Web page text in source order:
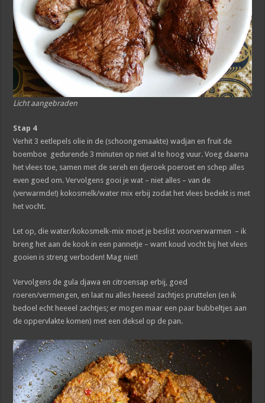
Licht aangebraden
Stap 4
Verhit 3 eetlepels olie in de (schoongemaakte) wadjan en fruit de
boemboe gedurende 3 minuten op niet al te hoog vuur. Voeg daarna
het vlees toe, samen met de sereh en djeroek poeroet en schep alles
even goed om. Vervolgens gooi je wat – niet alles – van de
(verwarmde!) kokosmelk/water mix erbij zodat het vlees bedekt is met
het vocht.
Let op, die water/kokosmelk-mix moet je beslist voorverwarmen – ik
breng het aan de kook in een pannetje – want koud vocht bij het vlees
gooien is streng verboden! Mag niet!
Vervolgens de gula djawa en citroensap erbij, goed
roeren/vermengen, en laat nu alles heeeel zachtjes pruttelen (en ik
bedoel echt heeeel zachtjes; er mogen maar een paar bubbeltjes aan
de oppervlakte komen) met een deksel op de pan.